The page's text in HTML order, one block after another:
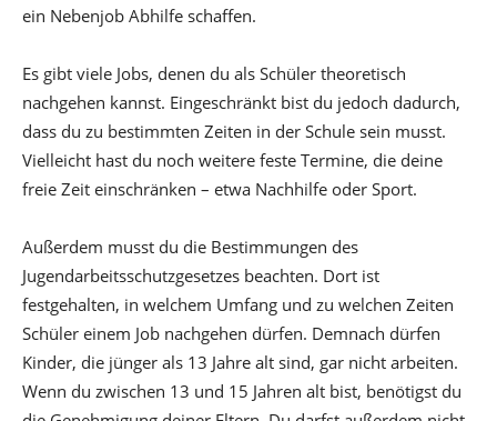
ein Nebenjob Abhilfe schaffen.
Es gibt viele Jobs, denen du als Schüler theoretisch
nachgehen kannst. Eingeschränkt bist du jedoch dadurch,
dass du zu bestimmten Zeiten in der Schule sein musst.
Vielleicht hast du noch weitere feste Termine, die deine
freie Zeit einschränken – etwa Nachhilfe oder Sport.
Außerdem musst du die Bestimmungen des
Jugendarbeitsschutzgesetzes beachten. Dort ist
festgehalten, in welchem Umfang und zu welchen Zeiten
Schüler einem Job nachgehen dürfen. Demnach dürfen
Kinder, die jünger als 13 Jahre alt sind, gar nicht arbeiten.
Wenn du zwischen 13 und 15 Jahren alt bist, benötigst du